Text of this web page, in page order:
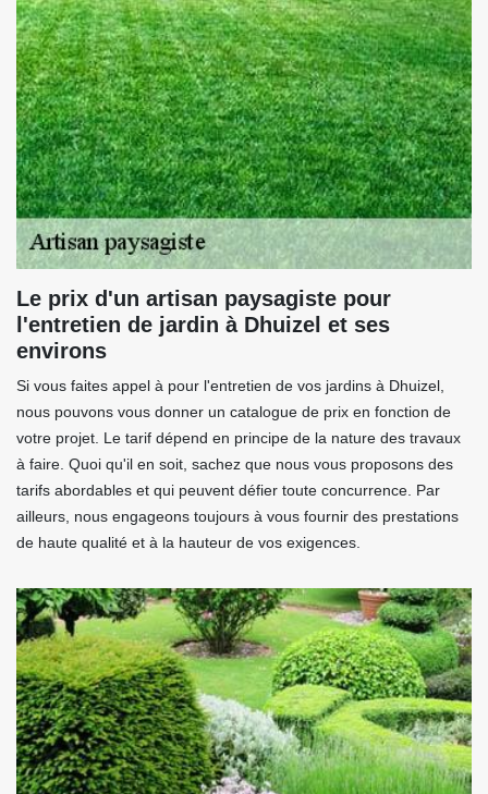
Le prix d'un artisan paysagiste pour
l'entretien de jardin à Dhuizel et ses
environs
Si vous faites appel à pour l'entretien de vos jardins à Dhuizel,
nous pouvons vous donner un catalogue de prix en fonction de
votre projet. Le tarif dépend en principe de la nature des travaux
à faire. Quoi qu'il en soit, sachez que nous vous proposons des
tarifs abordables et qui peuvent défier toute concurrence. Par
ailleurs, nous engageons toujours à vous fournir des prestations
de haute qualité et à la hauteur de vos exigences.